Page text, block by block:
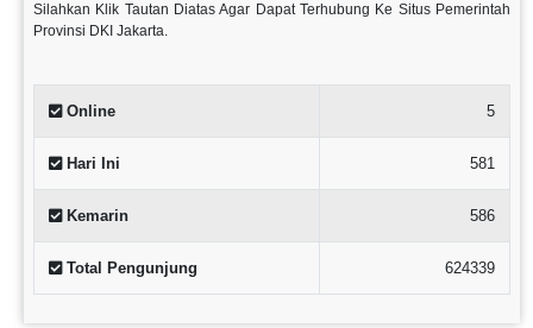
Silahkan Klik Tautan Diatas Agar Dapat Terhubung Ke Situs Pemerintah
Provinsi DKI Jakarta.
Online 5
Hari Ini 581
Kemarin 586
Total Pengunjung 624339